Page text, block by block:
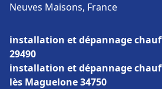
Neuves Maisons, France
installation et dépannage
29490
installation et dépannage
lès Maguelone 34750